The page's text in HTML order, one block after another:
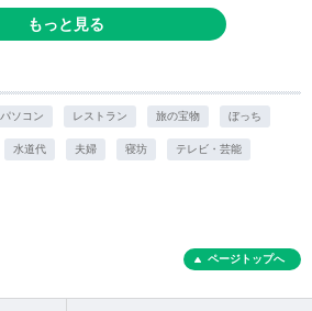
もっと見る
パソコン レストラン 旅の宝物 ぼっち
水道代 夫婦 寝坊 テレビ・芸能
ページトップへ